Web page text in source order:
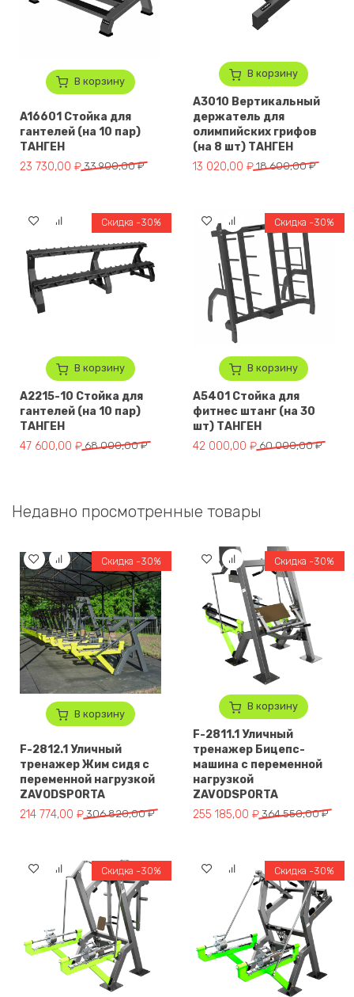
В корзину
A16601 Стойка для
гантелей (на 10 пар)
ТАНГЕН
33 900,00₽
Первоначальная цена составляла 33 900,00 ₽.
23 730,00 ₽
Текущая цена: 23 730,00 ₽.
В корзину
A3010 Вертикальный
держатель для
олимпийских грифов
(на 8 шт) ТАНГЕН
18 600,00₽
Первоначальная цена
13 020,00 ₽
Текущая цена: 13 020,00 ₽.
В корзину
Скидка -30%
A2215-10 Стойка для
гантелей (на 10 пар)
ТАНГЕН
68 000,00₽
Первоначальная цена составляла 68 000,00 ₽.
47 600,00 ₽
Текущая цена: 47 600,00 ₽.
В корзину
Скидка -30%
A5401 Стойка для
фитнес штанг (на 30
шт) ТАНГЕН
60 000,00₽
Первоначальная цена
42 000,00 ₽
Текущая цена: 42 000,00 ₽.
Недавно просмотренные товары
В корзину
Скидка -30%
F-2812.1 Уличный
тренажер Жим сидя с
переменной нагрузкой
ZAVODSPORTA
306 820,00₽
Первоначальная цена составляла 306 820,00 ₽.
214 774,00 ₽
Текущая цена: 214 774,00 ₽.
В корзину
Скидка -30%
F-2811.1 Уличный
тренажер Бицепс-
машина с переменной
нагрузкой
ZAVODSPORTA
364 550,00₽
Первоначальная цена
255 185,00 ₽
Текущая цена: 255 185,00 ₽.
Скидка -30% Скидка -30%